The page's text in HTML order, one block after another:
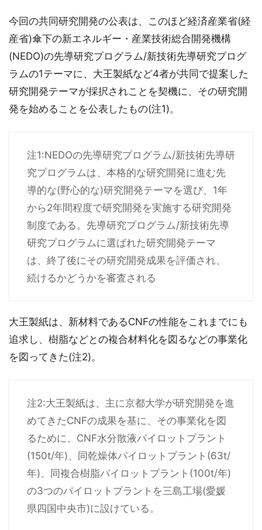
今回の共同研究開発の公表は、このほど経済産業省(経
産省)傘下の新エネルギー・産業技術総合開発機構
(NEDO)の先導研究プログラム/新技術先導研究プログ
ラムの1テーマに、大王製紙など4者が共同で提案した
研究開発テーマが採択されことを契機に、その研究開
発を始めることを公表したもの(注1)。
注1:NEDOの先導研究プログラム/新技術先導研
究プログラムは、本格的な研究開発に進む先
導的な(野心的な)研究開発テーマを選び、1年
から2年間程度で研究開発を実施する研究開発
制度である。先導研究プログラム/新技術先導
研究プログラムに選ばれた研究開発テーマ
は、終了後にその研究開発成果を評価され、
続けるかどうかを審査される
大王製紙は、新材料であるCNFの性能をこれまでにも
追求し、樹脂などとの複合材料化を図るなどの事業化
を図ってきた(注2)。
注2:大王製紙は、主に京都大学が研究開発を進
めてきたCNFの成果を基に、その事業化を図
るために、CNF水分散液パイロットプラント
(150t/年)、同乾燥体パイロットプラント(63t/
年)、同複合樹脂パイロットプラント(100t/年)
の3つのパイロットプラントを三島工場(愛媛
県四国中央市)に設けている。